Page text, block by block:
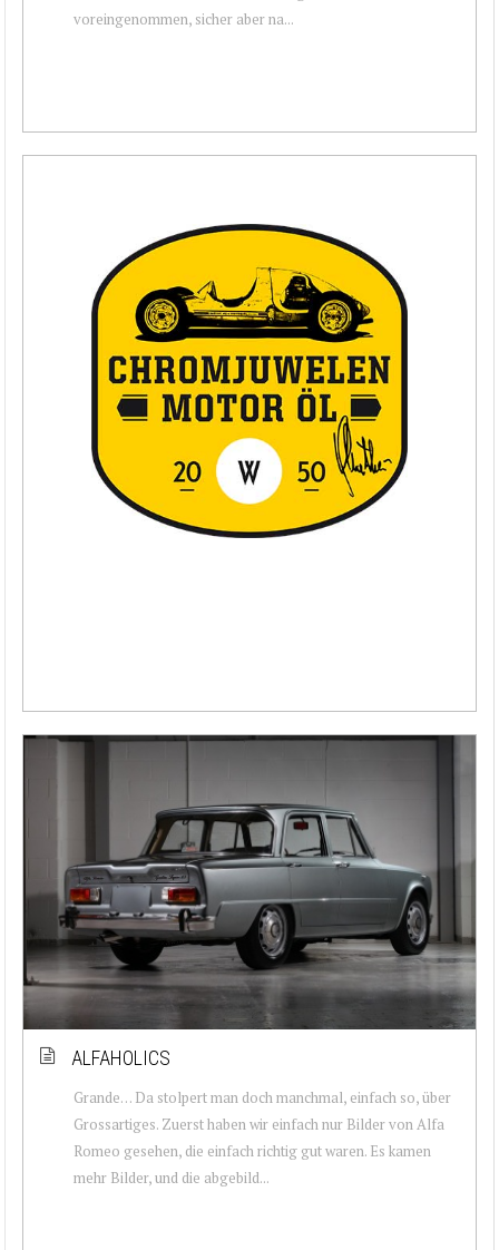
voreingenommen, sicher aber na...
ALFAHOLICS
Grande… Da stolpert man doch manchmal, einfach so, über
Grossartiges. Zuerst haben wir einfach nur Bilder von Alfa
Romeo gesehen, die einfach richtig gut waren. Es kamen
mehr Bilder, und die abgebild...